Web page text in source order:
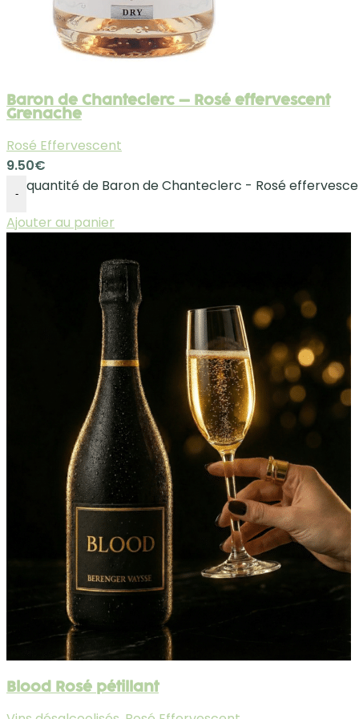
Baron de Chanteclerc – Rosé effervescent
Grenache
Rosé Effervescent
9.50€
-
quantité de Baron de Chanteclerc - Rosé
Ajouter au panier
Blood Rosé pétillant